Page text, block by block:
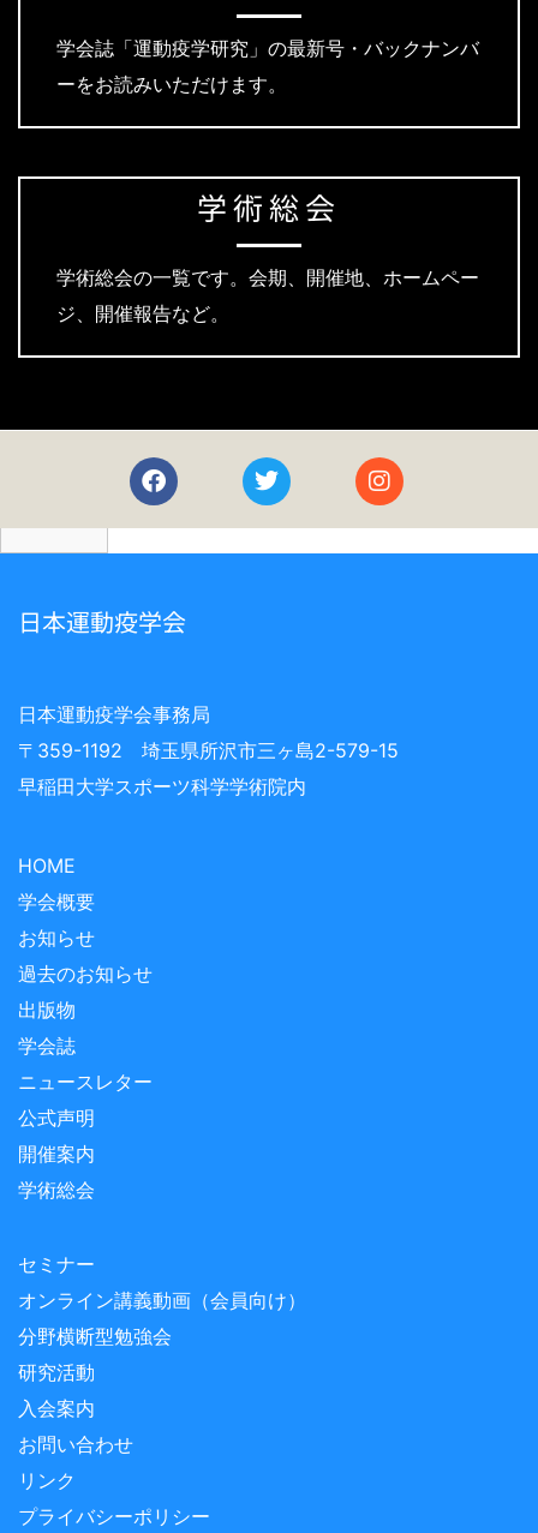
学会誌「運動疫学研究」の最新号・バックナンバ
ーをお読みいただけます。
学術総会
学術総会の一覧です。会期、開催地、ホームペー
ジ、開催報告など。
日本運動疫学会
日本運動疫学会事務局
〒359-1192 埼玉県所沢市三ヶ島2-579-15
早稲田大学スポーツ科学学術院内
HOME
学会概要
お知らせ
過去のお知らせ
出版物
学会誌
ニュースレター
公式声明
開催案内
学術総会
セミナー
オンライン講義動画（会員向け）
分野横断型勉強会
研究活動
入会案内
お問い合わせ
リンク
プライバシーポリシー